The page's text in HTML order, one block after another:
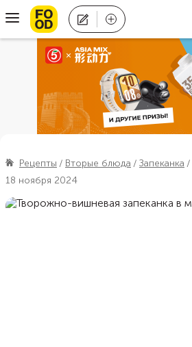
Рецепты Вторые блюда Запеканка
18 ноября 2024